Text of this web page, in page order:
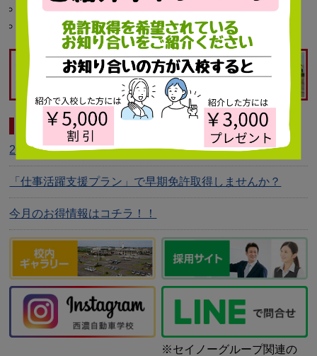
卒業後20年間、卒業生割引制度適用します
自宅付近まで送迎いたします
インフォメーション
2026年 夏の短期コース受付開始
「仕事活躍支援プラン」で早期免許取得しませんか？
今月のお得情報はコチラ！！
※セイノーグループ関連の